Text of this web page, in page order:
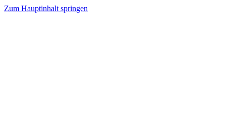
Zum Hauptinhalt springen